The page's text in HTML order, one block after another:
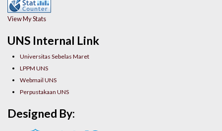
UNS Internal Link
Universitas Sebelas Maret
LPPM UNS
Webmail UNS
Perpustakaan UNS
View My Stats
Designed By: